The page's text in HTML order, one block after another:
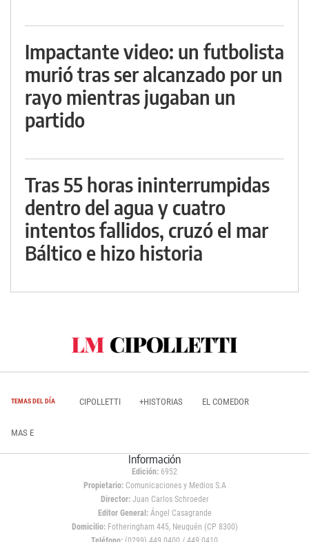
Impactante video: un futbolista
murió tras ser alcanzado por un
rayo mientras jugaban un
partido
Tras 55 horas ininterrumpidas
dentro del agua y cuatro
intentos fallidos, cruzó el mar
Báltico e hizo historia
TEMAS DEL DÍA CIPOLLETTI +HISTORIAS EL COMEDOR
MAS E
Información
Edición: 6952
Propietario:Comunicaciones y Medios S.A
Director: Juan Carlos Schroeder
Editor General:Ángel Casagrande
Domicilio:Fotheringham 445, Neuquén (CP 8300)